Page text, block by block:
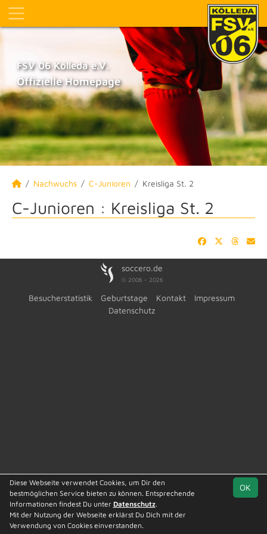
FSV 06 Kölleda e.V.
Offizielle Homepage
Nachwuchs C-Junioren Kreisliga St. 2
Team Kreisliga St. 2
C-Junioren : Kreisliga St. 2
soccero.de
© 2006 - 2026
Besucherstatistik Geburtstage Kontakt
Impressum
Datenschutz
OK
Diese Webseite verwendet Cookies, um Dir den
bestmöglichen Service bieten zu können. Entsprechende
Informationen findest Du unter Datenschutz.
Mit der Nutzung der Webseite erklärst Du Dich mit der
Verwendung von Cookies einverstanden.